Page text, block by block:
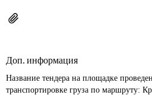
Доп. информация
Название тендера на площадке
транспортировке груза по маршруту: